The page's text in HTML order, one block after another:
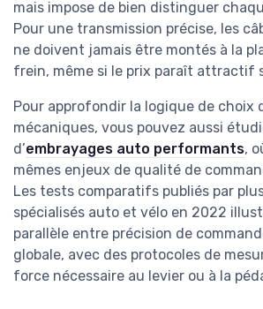
mais impose de bien distinguer
Pour une transmission précise, les
ne doivent jamais être montés à la
frein, même si le prix paraît attractif
Pour approfondir la logique de choix
mécaniques, vous pouvez aussi
d’embrayages auto performants,
mêmes enjeux de qualité de
Les tests comparatifs publiés par
spécialisés auto et vélo en 2022
parallèle entre précision de
globale, avec des protocoles de
force nécessaire au levier ou à la